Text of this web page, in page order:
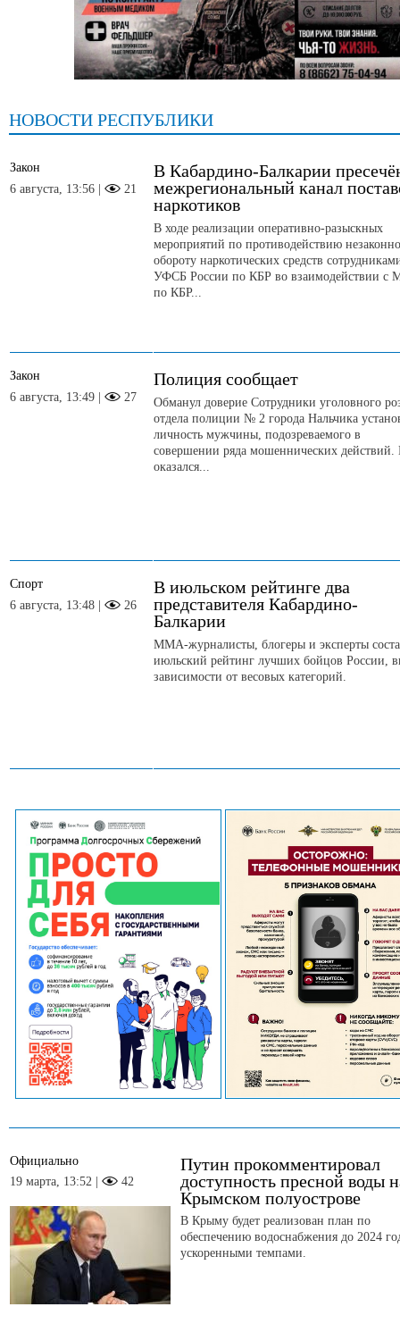
НОВОСТИ РЕСПУБЛИКИ
Закон
6 августа, 13:56 |
21
В Кабардино-Балкарии
межрегиональный канал
наркотиков
В ходе реализации оперативно-разыскных
мероприятий по противодействию
обороту наркотических средств
УФСБ России по КБР во взаимодействии с
по КБР...
Закон
6 августа, 13:49 |
27
Полиция сообщает
Обманул доверие Сотрудники уголовного
отдела полиции № 2 города Нальчика
личность мужчины, подозреваемого в
совершении ряда мошеннических
оказался...
Спорт
6 августа, 13:48 |
26
В июльском рейтинге два
представителя Кабардино-
Балкарии
ММА-журналисты, блогеры и эксперты
июльский рейтинг лучших бойцов России,
зависимости от весовых категорий.
Официально
19 марта, 13:52 |
42
Путин прокомментировал
доступность пресной воды
Крымском полуострове
В Крыму будет реализован план по
обеспечению водоснабжения до 2024
ускоренными темпами.